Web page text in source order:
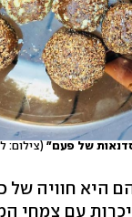
של פעם"(צילום:
היא חוויה של
עם צמחי